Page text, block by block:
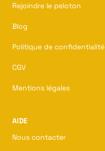
Rejoindre le peloton
Blog
Politique de confidentialité
CGV
Mentions légales
AIDE
Nous contacter